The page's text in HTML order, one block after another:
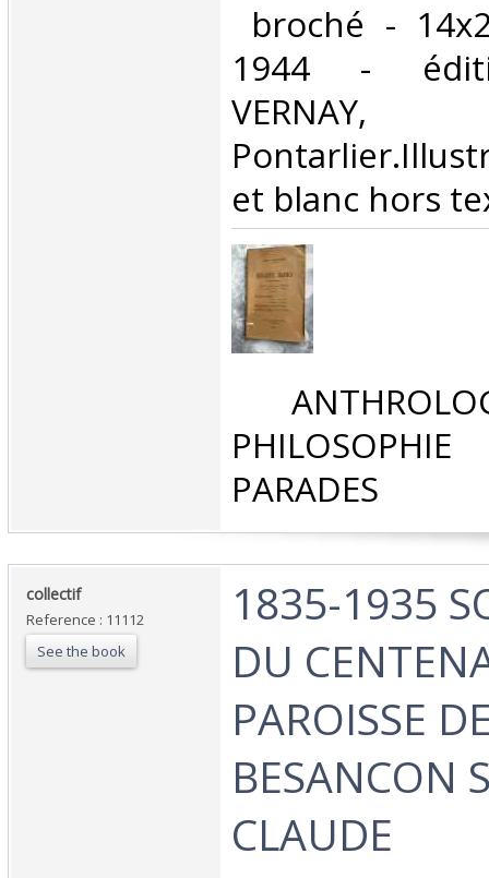
broché -
1944 -
VERNAY,
et blanc hors
PHILOSOPHIE
PARADES‎
‎collectif‎
Reference : 11112
See the book
‎1835-1935
DU
PAROISSE
BESANCON
CLAUDE‎